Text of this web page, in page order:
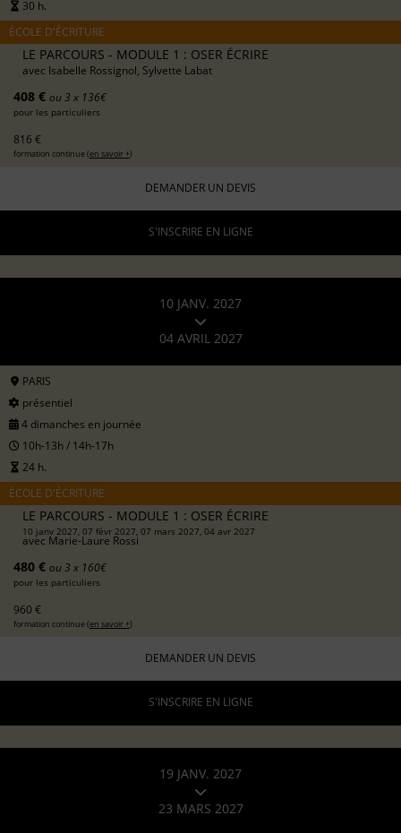
30 h.
ÉCOLE D'ÉCRITURE
LE PARCOURS - MODULE 1 : OSER ÉCRIRE
avec Isabelle Rossignol, Sylvette Labat
408 € ou 3 x 136€
pour les particuliers
816 €
formation continue (en savoir +)
DEMANDER UN DEVIS
S'INSCRIRE EN LIGNE
10 JANV. 2027
04 AVRIL 2027
PARIS
présentiel
4 dimanches en journée
10h-13h / 14h-17h
24 h.
ÉCOLE D'ÉCRITURE
LE PARCOURS - MODULE 1 : OSER ÉCRIRE
10 janv 2027, 07 févr 2027, 07 mars 2027, 04 avr 2027
avec Marie-Laure Rossi
480 € ou 3 x 160€
pour les particuliers
960 €
formation continue (en savoir +)
DEMANDER UN DEVIS
S'INSCRIRE EN LIGNE
19 JANV. 2027
23 MARS 2027